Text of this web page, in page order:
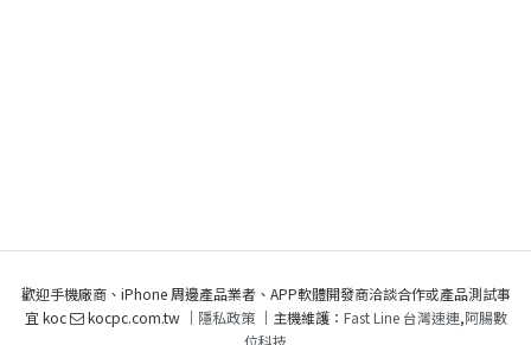
歡迎手機廠商、iPhone 周邊產品業者、APP軟體開發商洽談合作或產品測試事
宜 koc
kocpc.com.tw ｜ 隱私政策｜主機維護： Fast Line 台灣速連,阿腸數
位科技